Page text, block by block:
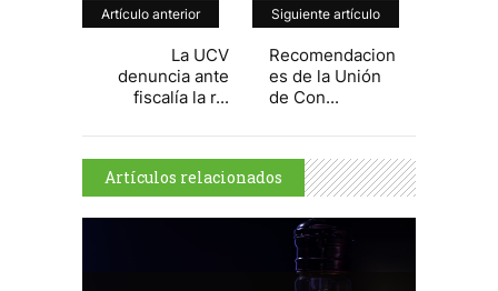
Artículo anterior
La UCV
denuncia ante
fiscalía la r...
Siguiente artículo
Recomendacion
es de la Unión
de Con...
Artículos relacionados